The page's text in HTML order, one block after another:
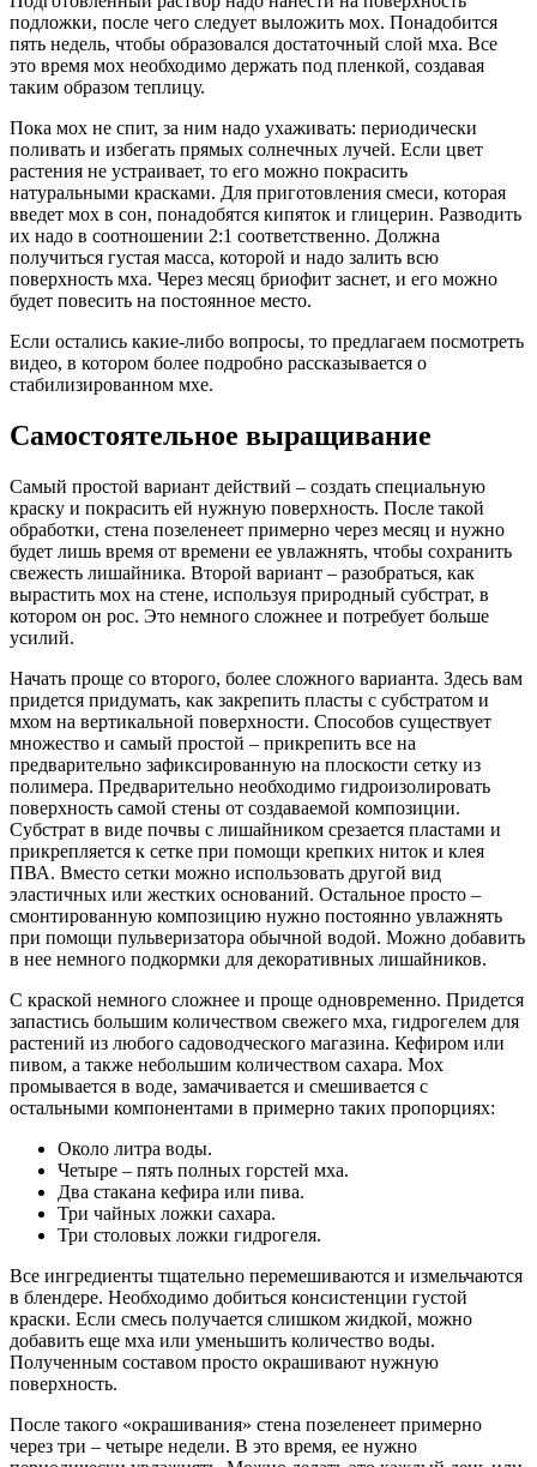
подложки, после чего следует выложить мох. Понадобится
пять недель, чтобы образовался достаточный слой мха. Все
это время мох необходимо держать под пленкой, создавая
таким образом теплицу.
Пока мох не спит, за ним надо ухаживать: периодически
поливать и избегать прямых солнечных лучей. Если цвет
растения не устраивает, то его можно покрасить
натуральными красками. Для приготовления смеси, которая
введет мох в сон, понадобятся кипяток и глицерин. Разводить
их надо в соотношении 2:1 соответственно. Должна
получиться густая масса, которой и надо залить всю
поверхность мха. Через месяц бриофит заснет, и его можно
будет повесить на постоянное место.
Если остались какие-либо вопросы, то предлагаем посмотреть
видео, в котором более подробно рассказывается о
стабилизированном мхе.
Самостоятельное выращивание
Самый простой вариант действий – создать специальную
краску и покрасить ей нужную поверхность. После такой
обработки, стена позеленеет примерно через месяц и нужно
будет лишь время от времени ее увлажнять, чтобы сохранить
свежесть лишайника. Второй вариант – разобраться, как
вырастить мох на стене, используя природный субстрат, в
котором он рос. Это немного сложнее и потребует больше
усилий.
Начать проще со второго, более сложного варианта. Здесь вам
придется придумать, как закрепить пласты с субстратом и
мхом на вертикальной поверхности. Способов существует
множество и самый простой – прикрепить все на
предварительно зафиксированную на плоскости сетку из
полимера. Предварительно необходимо гидроизолировать
поверхность самой стены от создаваемой композиции.
Субстрат в виде почвы с лишайником срезается пластами и
прикрепляется к сетке при помощи крепких ниток и клея
ПВА. Вместо сетки можно использовать другой вид
эластичных или жестких оснований. Остальное просто –
смонтированную композицию нужно постоянно увлажнять
при помощи пульверизатора обычной водой. Можно добавить
в нее немного подкормки для декоративных лишайников.
С краской немного сложнее и проще одновременно. Придется
запастись большим количеством свежего мха, гидрогелем для
растений из любого садоводческого магазина. Кефиром или
пивом, а также небольшим количеством сахара. Мох
промывается в воде, замачивается и смешивается с
остальными компонентами в примерно таких пропорциях:
Около литра воды.
Четыре – пять полных горстей мха.
Два стакана кефира или пива.
Три чайных ложки сахара.
Три столовых ложки гидрогеля.
Все ингредиенты тщательно перемешиваются и измельчаются
в блендере. Необходимо добиться консистенции густой
краски. Если смесь получается слишком жидкой, можно
добавить еще мха или уменьшить количество воды.
Полученным составом просто окрашивают нужную
поверхность.
После такого «окрашивания» стена позеленеет примерно
через три – четыре недели. В это время, ее нужно